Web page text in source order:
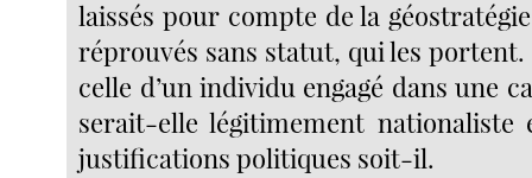
laissés pour compte de la
réprouvés sans statut, qui les
celle d’un individu engagé dans une
serait-elle légitimement
justifications politiques soit-il.